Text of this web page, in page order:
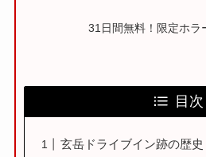
31日間無料！限定ホラ
目次
玄岳ドライブイン跡の歴史